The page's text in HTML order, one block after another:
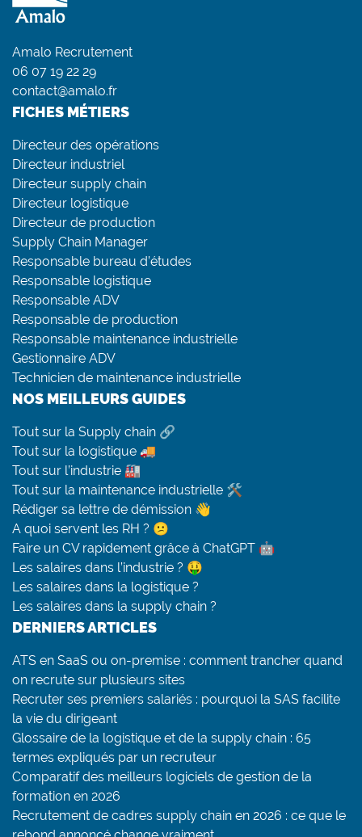
Amalo Recrutement
06 07 19 22 29
contact@amalo.fr
FICHES MÉTIERS
Directeur des opérations
Directeur industriel
Directeur supply chain
Directeur logistique
Directeur de production
Supply Chain Manager
Responsable bureau d’études
Responsable logistique
Responsable ADV
Responsable de production
Responsable maintenance industrielle
Gestionnaire ADV
Technicien de maintenance industrielle
NOS MEILLEURS GUIDES
Tout sur la Supply chain 🔗
Tout sur la logistique 🚚
Tout sur l’industrie 🏭
Tout sur la maintenance industrielle 🛠
Rédiger sa lettre de démission 👋
A quoi servent les RH ? 😕
Faire un CV rapidement grâce à ChatGPT 🤖
Les salaires dans l’industrie ? 🤑
Les salaires dans la logistique ?
Les salaires dans la supply chain ?
DERNIERS ARTICLES
ATS en SaaS ou on-premise : comment trancher quand
on recrute sur plusieurs sites
Recruter ses premiers salariés : pourquoi la SAS facilite
la vie du dirigeant
Glossaire de la logistique et de la supply chain : 65
termes expliqués par un recruteur
Comparatif des meilleurs logiciels de gestion de la
formation en 2026
Recrutement de cadres supply chain en 2026 : ce que le